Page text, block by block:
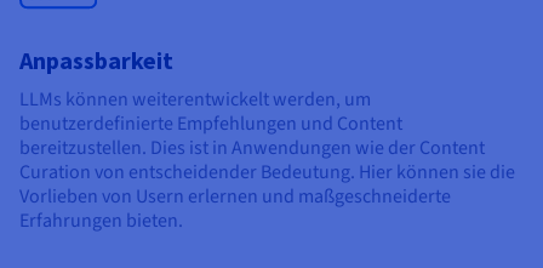
Anpassbarkeit
LLMs können weiterentwickelt werden, um
benutzerdefinierte Empfehlungen und Content
bereitzustellen. Dies ist in Anwendungen wie der Content
Curation von entscheidender Bedeutung. Hier können sie die
Vorlieben von Usern erlernen und maßgeschneiderte
Erfahrungen bieten.